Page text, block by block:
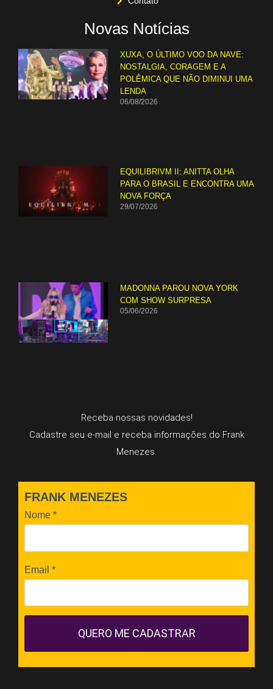
Novas Notícias
XUXA, O ÚLTIMO VOO DA NAVE:
NOSTALGIA, CORAGEM E A
POLÊMICA QUE NÃO DIMINUI UMA
LENDA
06/08/2026
EQUILIBRIVM II: ANITTA OLHA
PARA O BRASIL E ENCONTRA UMA
NOVA FORÇA
29/07/2026
MADONNA PAROU NOVA YORK
COM SHOW SURPRESA
05/06/2026
Receba nossas novidades!
Cadastre seu e-mail e receba informações do Frank
Menezes.
FRANK MENEZES
Nome *
Email *
QUERO ME CADASTRAR